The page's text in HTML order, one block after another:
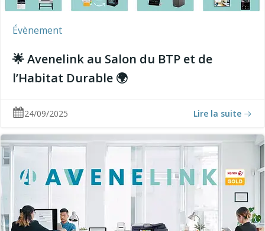
Évènement
🌟 Avenelink au Salon du BTP et de
l’Habitat Durable 🌍
24/09/2025 Lire la suite